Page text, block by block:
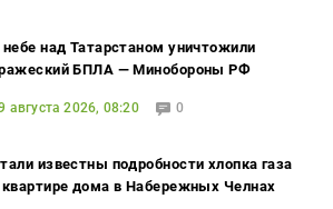
небе над Татарстаном уничтожили
БПЛА — Минобороны РФ
августа 2026, 08:20 0
известны подробности хлопка газа
квартире дома в Набережных Челнах